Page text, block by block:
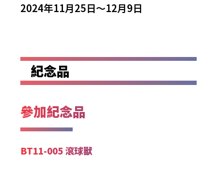
2024年11月25日～12月9日
紀念品
參加紀念品
BT11-005 滾球獸